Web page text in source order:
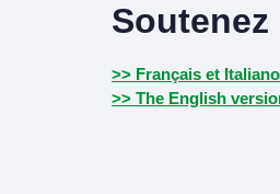
>> Français et
>> The English